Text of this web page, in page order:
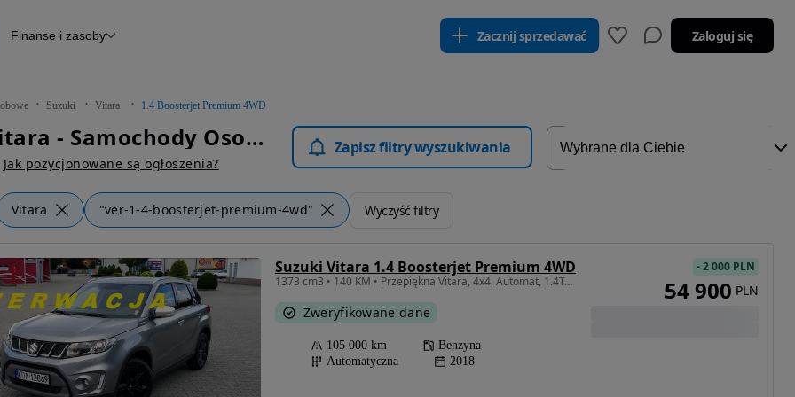
Raport z inspekcji
Otomoto News
Finanse i zasoby Zacznij sprzedawać Zaloguj się
Suzuki Vitara 1.4 Boosterjet Premium 4WD
Suzuki Vitara - Samochody Osobowe
Jak pozycjonowane są ogłoszenia?
Zapisz filtry wyszukiwania
Vitara "ver-1-4-boosterjet-premium-4wd" Wyczyść filtry
Suzuki Vitara 1.4 Boosterjet Premium 4WD
1373 cm3 • 140 KM • Przepiękna Vitara, 4x4, Automat, 1.4Turbo benzyna, 1 ręka !!!
Zweryfikowane dane
105 000 km
Benzyna
Automatyczna
2018
-2 000 PLN
54 900 PLN